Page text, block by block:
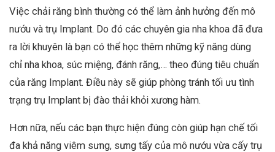
Việc chải răng bình thường có thể làm ảnh hưởng đến mô
nướu và trụ Implant. Do đó các chuyên gia nha khoa đã đưa
ra lời khuyên là bạn có thể học thêm những kỹ năng dùng
chỉ nha khoa, súc miệng, đánh răng,… theo đúng tiêu chuẩn
của răng Implant. Điều này sẽ giúp phòng tránh tối ưu tình
trạng trụ Implant bị đào thải khỏi xương hàm.
Hơn nữa, nếu các bạn thực hiện đúng còn giúp hạn chế tối
đa khả năng viêm sưng, sưng tấy của mô nướu vừa cấy trụ